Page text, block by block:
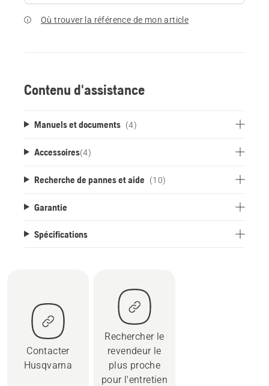
Où trouver la référence de mon article
Contenu d'assistance
Manuels et documents (4)
Accessoires(4)
Recherche de pannes et aide (10)
Garantie
Spécifications
Contacter
Husqvarna
Rechercher le
revendeur le
plus proche
pour l'entretien